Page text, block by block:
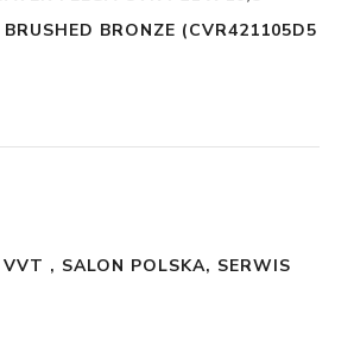
BRONZE (CVR421105D5
, SALON POLSKA, SERWIS